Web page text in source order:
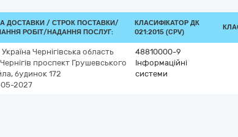
ДОСТАВКИ / СТРОК ПОСТАВКИ/
РОБІТ/НАДАННЯ ПОСЛУГ:
КЛАСИФІКАТОР ДК
021:2015 (CPV)
Україна Чернігівська область
проспект Грушевського
будинок 172
2027
48810000-9
Інформаційні
системи